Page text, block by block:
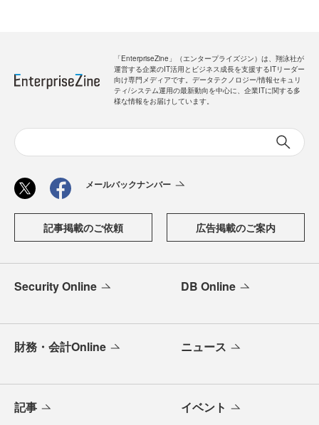
「EnterpriseZine」（エンタープライズジン）は、翔泳社が
運営する企業のIT活用とビジネス成長を支援するITリーダー
向け専門メディアです。データテクノロジー/情報セキュリ
ティ/システム運用の最新動向を中心に、企業ITに関する多
様な情報をお届けしています。
メールバックナンバー
記事掲載のご依頼 広告掲載のご案内
Security Online DB Online
財務・会計Online ニュース
記事 イベント